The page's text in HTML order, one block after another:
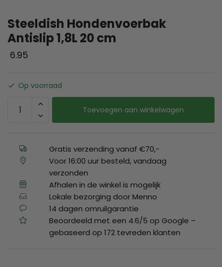
Steeldish Hondenvoerbak
Antislip 1,8L 20 cm
6.95
Op voorraad
Toevoegen aan winkelwagen
Gratis verzending vanaf €70,-
Voor 16:00 uur besteld, vandaag
verzonden
Afhalen in de winkel is mogelijk
Lokale bezorging door Menno
14 dagen omruilgarantie
Beoordeeld met een 4.6/5 op Google –
gebaseerd op 172 tevreden klanten